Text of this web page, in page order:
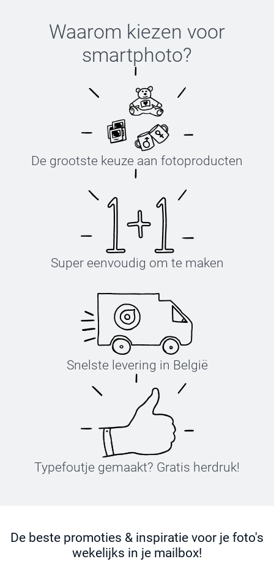
Waarom kiezen voor
smartphoto?
De grootste keuze aan fotoproducten
Super eenvoudig om te maken
Snelste levering in België
Typefoutje gemaakt? Gratis herdruk!
De beste promoties & inspiratie voor je foto's
wekelijks in je mailbox!